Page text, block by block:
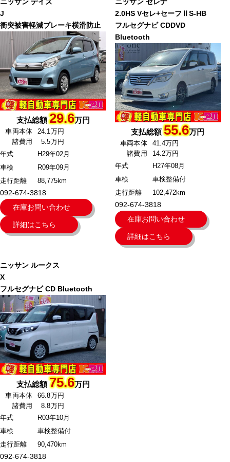
J
衝突被害軽減ブレーキ横滑防止
支払総額29.6万円
車両本体
24.1万円
諸費用
5.5万円
年式
H29年02月
車検
R09年09月
走行距離
88,775km
092-674-3818
在庫お問い合わせ
詳細はこちら
2.0HS Vセレ+セーフⅡS-HB
フルセグナビ CDDVD
Bluetooth
支払総額55.6万円
車両本体
41.4万円
諸費用
14.2万円
年式
H27年08月
車検
車検整備付
走行距離
102,472km
092-674-3818
在庫お問い合わせ
詳細はこちら
ニッサン ルークス
X
フルセグナビ CD Bluetooth
支払総額75.6万円
車両本体
66.8万円
諸費用
8.8万円
年式
R03年10月
車検
車検整備付
走行距離
90,470km
092-674-3818